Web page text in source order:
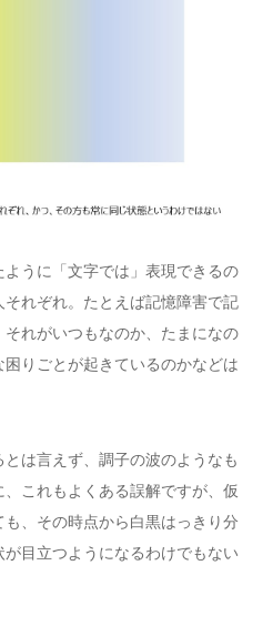
うに「文字では」表現できるの
れぞれ。たとえば記憶障害で記
れがいつもなのか、たまになの
りごとが起きているのかなどは
は言えず、調子の波のようなも
これもよくある誤解ですが、仮
、その時点から白黒はっきり分
目立つようになるわけでもない